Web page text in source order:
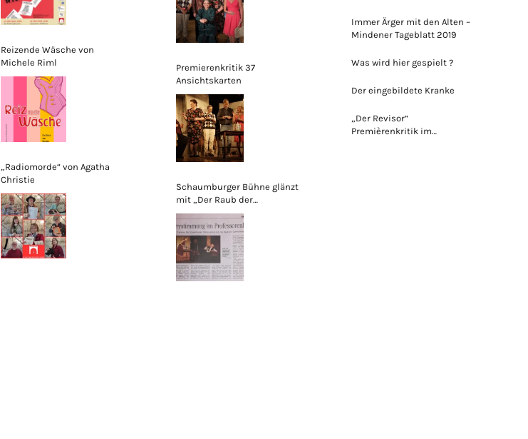
Reizende Wäsche von
Michele Riml
„Radiomorde“ von Agatha
Christie
Premierenkritik 37
Ansichtskarten
Schaumburger Bühne glänzt
mit „Der Raub der
Sabinerinnen“
Immer Ärger mit den Alten –
Mindener Tageblatt 2019
Was wird hier gespielt ?
Der eingebildete Kranke
„Der Revisor“
Premièrenkritik im